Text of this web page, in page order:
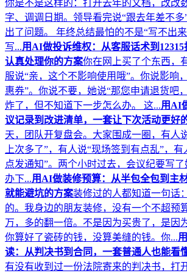
你是不是这样的：打开去年的文档，改改
字、调调日期。领导看完说“跟去年差不
出了问题。 年终总结最怕的不是“写不出
写...用AI做投诉维权：从客服话术到
认真处理你的方案你在网上买了个东西，
服说“亲，这个不影响使用哦”。你说影响
惠券”。你说不要，她说“那您申请退货吧
炸了，但不知道下一步怎么办。 这...用AI
议记录到改进清单，一套让下次活动更好
天，团队开复盘会。大家围成一圈，有人
上次多了”，有人说“现场签到有点乱”，
点发通知”。两个小时过去，会议纪要写
办下...用AI做装修预算：从半包全包到主
就能避坑的方案装修过的人都知道一句话
的。我身边的朋友装修，没有一个不超预
万，多的翻一倍。不是因为买贵了，是因
你算好了瓷砖的钱，没算美缝的钱。你...
读：从判决书到合同，一套普通人也能看
有没有收到过一份法院寄来的判决书，打